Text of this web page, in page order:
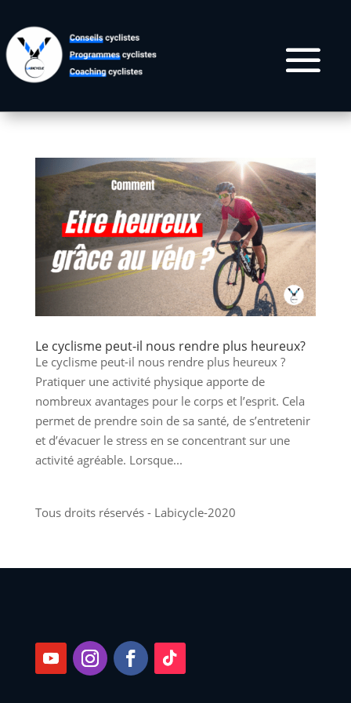
Le cyclisme peut-il nous rendre plus heureux?
Le cyclisme peut-il nous rendre plus heureux ?
Pratiquer une activité physique apporte de
nombreux avantages pour le corps et l’esprit. Cela
permet de prendre soin de sa santé, de s’entretenir
et d’évacuer le stress en se concentrant sur une
activité agréable. Lorsque...
Tous droits réservés - Labicycle-2020